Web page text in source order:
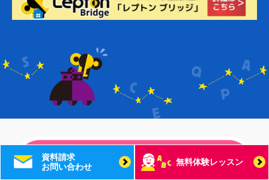
資料請求
お問い合わせ
無料体験レッスン